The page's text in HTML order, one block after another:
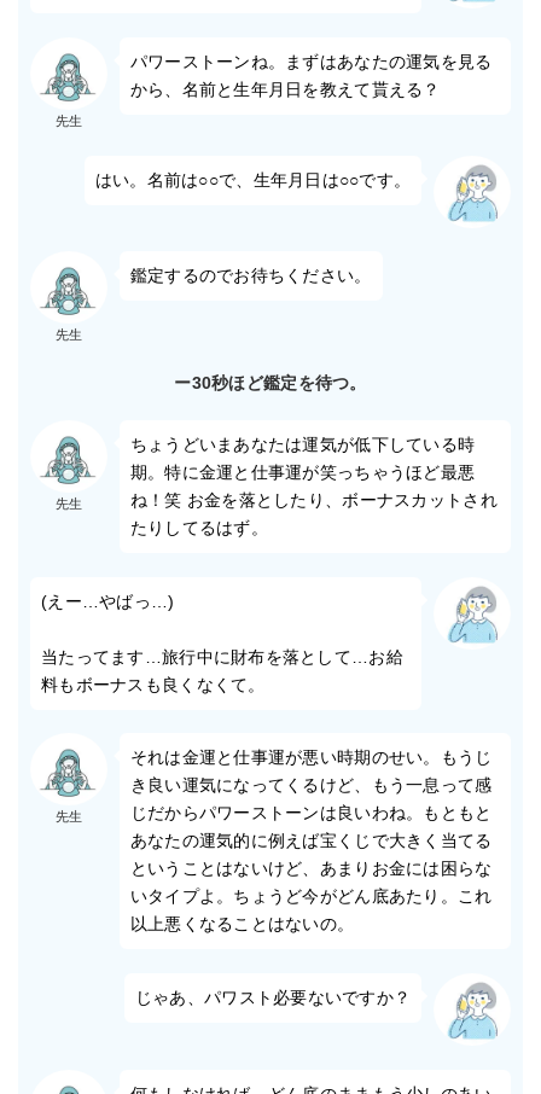
先生
パワーストーンね。まずはあなたの運気を見る
から、名前と生年月日を教えて貰える？
はい。名前は○○で、生年月日は○○です。
先生
鑑定するのでお待ちください。
ー30秒ほど鑑定を待つ。
先生
ちょうどいまあなたは運気が低下している時
期。特に金運と仕事運が笑っちゃうほど最悪
ね！笑 お金を落としたり、ボーナスカットされ
たりしてるはず。
(えー…やばっ…)
当たってます…旅行中に財布を落として…お給
料もボーナスも良くなくて。
先生
それは金運と仕事運が悪い時期のせい。もうじ
き良い運気になってくるけど、もう一息って感
じだからパワーストーンは良いわね。もともと
あなたの運気的に例えば宝くじで大きく当てる
ということはないけど、あまりお金には困らな
いタイプよ。ちょうど今がどん底あたり。これ
以上悪くなることはないの。
じゃあ、パワスト必要ないですか？